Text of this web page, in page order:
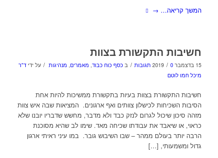
המשך קריאה… →
חשיבות התקשורת בצוות
15 בדצמבר 2019 / 0 תגובות / ב כסף כוח כבוד, מאמרים, מנהיגות / על ידי ד"ר
מיכל חמו לוטם
חשיבות התקשורת בצוות בעיות בתקשורת ממשיכות להיות אחת
הסיבות השכיחות לכישלון צוותים ואף ארגונים. המציאות שבה איש צוות
מזהה סיכון שיכול לגרום לנזק כבד ולא מדבר, מחשש שדבריו יובנו שלא
כראוי, או שיאבד את עבודתו שכיחה מאד. שימו לב שהיא מסוכנת
הרבה יותר בעולם ממהר – שבו השיבוש גובר. במו עיני ראיתי ארגון
גדול ומשמעותי, […]